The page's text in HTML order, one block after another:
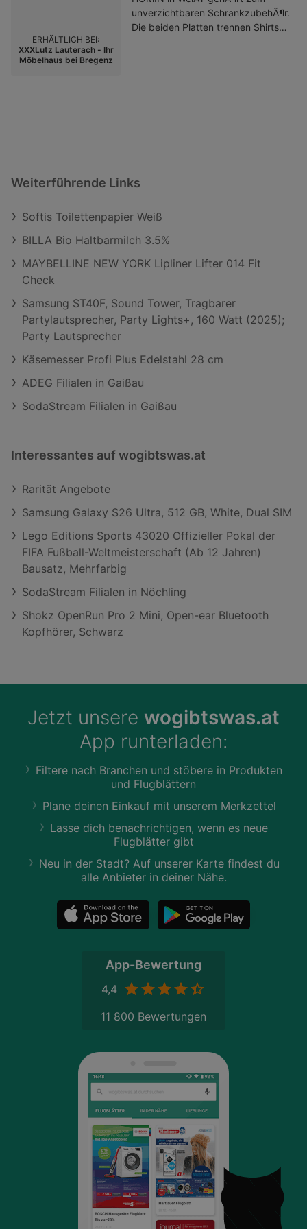
Einsortieren so ist für jeden Anlass
das passende Outfit einfach
griffbereit. Die 4 leichtgängigen
unverzichtbaren SchrankzubehÃ¶r.
Die beiden Platten trennen Shirts
Raumplanung. Statten Sie Ihr
WÃ¼nschen aus: Gegen Aufpreis
sowie online auf Anfrage
verschiedene GrÃ¶ÃŸen und
weitere Artikel aus dieser Serie wie
passenden Schrankkorpus. Das
HOMIN EinlegebodenSet 2teilig in
WeiÃŸ bietet Ihnen mehr Ãbersicht
Garderobe!Schlafzimmer /
SchrankzubehÃ¶r / EinlegebÃ¶den
ERHÄLTLICH BEI:
XXXLutz Lauterach - Ihr
Möbelhaus bei Bregenz
Weiterführende Links
Softis Toilettenpapier Weiß
BILLA Bio Haltbarmilch 3.5%
MAYBELLINE NEW YORK Lipliner Lifter 014 Fit
Check
Samsung ST40F, Sound Tower, Tragbarer
Partylautsprecher, Party Lights+, 160 Watt (2025);
Party Lautsprecher
Käsemesser Profi Plus Edelstahl 28 cm
ADEG Filialen in Gaißau
SodaStream Filialen in Gaißau
Interessantes auf wogibtswas.at
Rarität Angebote
Samsung Galaxy S26 Ultra, 512 GB, White, Dual SIM
Lego Editions Sports 43020 Offizieller Pokal der
FIFA Fußball-Weltmeisterschaft (Ab 12 Jahren)
Bausatz, Mehrfarbig
SodaStream Filialen in Nöchling
Shokz OpenRun Pro 2 Mini, Open-ear Bluetooth
Kopfhörer, Schwarz
Jetzt unsere wogibtswas.at
App runterladen:
Filtere nach Branchen und stöbere in Produkten
und Flugblättern
Plane deinen Einkauf mit unserem Merkzettel
Lasse dich benachrichtigen, wenn es neue
Flugblätter gibt
Neu in der Stadt? Auf unserer Karte findest du
alle Anbieter in deiner Nähe.
App-Bewertung
4,4
11 800 Bewertungen